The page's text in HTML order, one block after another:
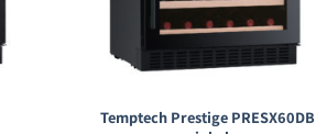
Temptech Prestige PRESX60DB